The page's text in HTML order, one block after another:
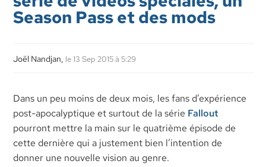
Season Pass et des mods
Joël Nandjan, le 13 Sep 2015 à 5:29
Dans un peu moins de deux mois, les fans d’expérience
post-apocalyptique et surtout de la série Fallout
pourront mettre la main sur le quatrième épisode de
cette dernière qui a justement bien l’intention de
donner une nouvelle vision au genre.